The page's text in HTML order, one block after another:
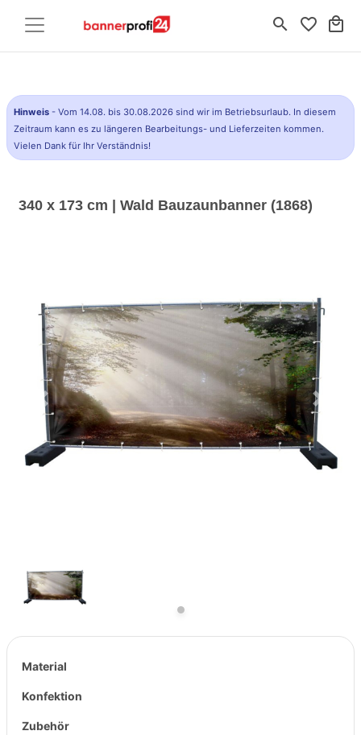
search favorite_border local_mall
Hinweis - Vom 14.08. bis 30.08.2026 sind wir im Betriebsurlaub. In diesem
Zeitraum kann es zu längeren Bearbeitungs- und Lieferzeiten kommen.
Vielen Dank für Ihr Verständnis!
340 x 173 cm | Wald Bauzaunbanner (1868)
Previous Next
Material
Konfektion
Zubehör